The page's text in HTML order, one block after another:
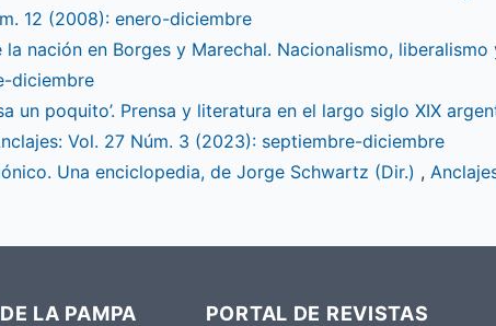
12 (2008): enero-diciembre
la nación en Borges y Marechal. Nacionalismo,
diciembre
un poquito’. Prensa y literatura en el largo siglo XIX
Vol. 27 Núm. 3 (2023): septiembre-diciembre
Una enciclopedia, de Jorge Schwartz (Dir.) ,
LA PAMPA PORTAL DE REVISTAS